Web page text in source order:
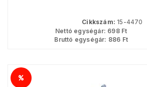
Cikkszám: 15-4470
Nettó egységár: 698Ft
Bruttó egységár: 886 Ft